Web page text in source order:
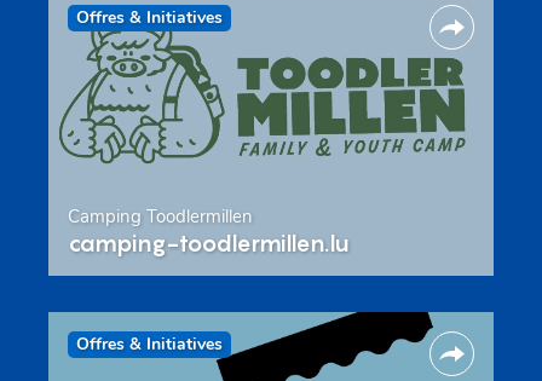
Offres & Initiatives
Camping Toodlermillen
camping-toodlermillen.lu
Offres & Initiatives